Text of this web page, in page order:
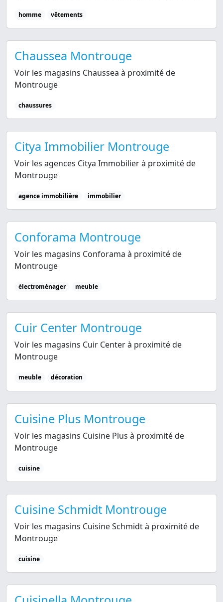
homme vêtements
Chaussea Montrouge
Voir les magasins Chaussea à proximité de
Montrouge
chaussures
Citya Immobilier Montrouge
Voir les agences Citya Immobilier à proximité de
Montrouge
agence immobilière immobilier
Conforama Montrouge
Voir les magasins Conforama à proximité de
Montrouge
électroménager meuble
Cuir Center Montrouge
Voir les magasins Cuir Center à proximité de
Montrouge
meuble décoration
Cuisine Plus Montrouge
Voir les magasins Cuisine Plus à proximité de
Montrouge
cuisine
Cuisine Schmidt Montrouge
Voir les magasins Cuisine Schmidt à proximité de
Montrouge
cuisine